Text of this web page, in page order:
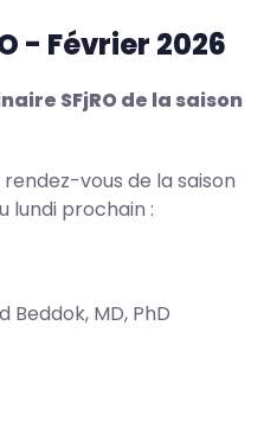
- Février 2026
SFjRO de la saison
vous de la saison
lundi prochain :
Beddok, MD, PhD